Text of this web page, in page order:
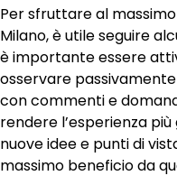
Per sfruttare al
Milano, è utile seguire
è importante essere
osservare
con commenti e
rendere l’esperienza
nuove idee e punti di
massimo beneficio da